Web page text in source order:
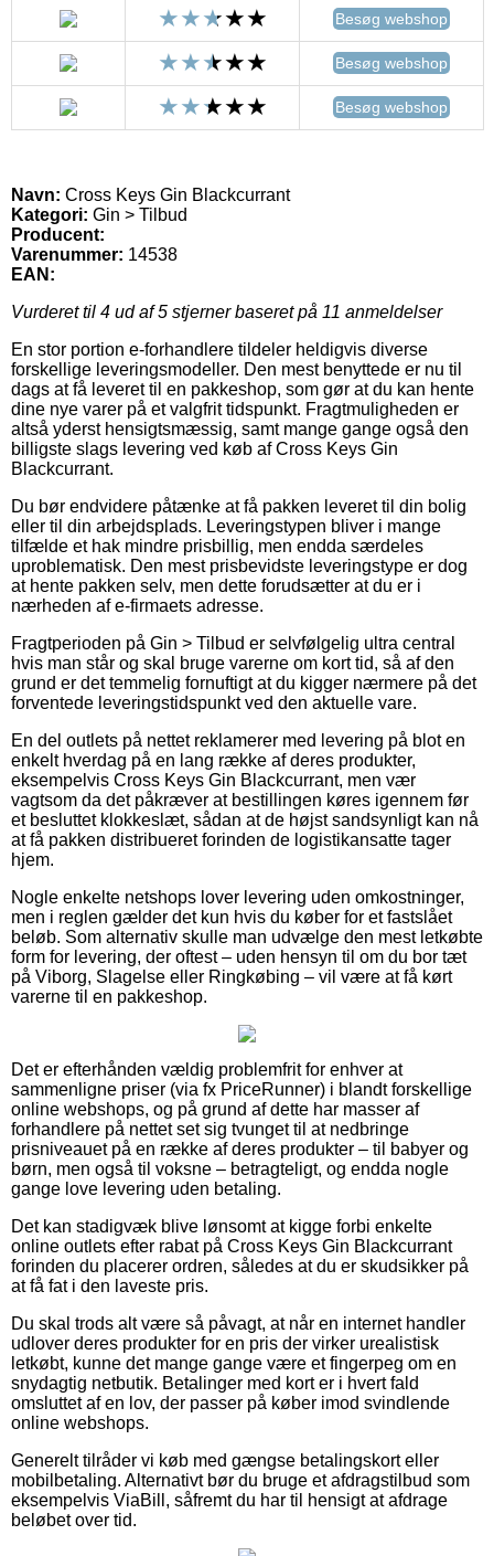
Besøg webshop
Besøg webshop
Besøg webshop
Navn: Cross Keys Gin Blackcurrant
Kategori: Gin > Tilbud
Producent:
Varenummer: 14538
EAN:
Vurderet til 4 ud af 5 stjerner baseret på 11 anmeldelser
En stor portion e-forhandlere tildeler heldigvis diverse
forskellige leveringsmodeller. Den mest benyttede er nu til
dags at få leveret til en pakkeshop, som gør at du kan hente
dine nye varer på et valgfrit tidspunkt. Fragtmuligheden er
altså yderst hensigtsmæssig, samt mange gange også den
billigste slags levering ved køb af Cross Keys Gin
Blackcurrant.
Du bør endvidere påtænke at få pakken leveret til din bolig
eller til din arbejdsplads. Leveringstypen bliver i mange
tilfælde et hak mindre prisbillig, men endda særdeles
uproblematisk. Den mest prisbevidste leveringstype er dog
at hente pakken selv, men dette forudsætter at du er i
nærheden af e-firmaets adresse.
Fragtperioden på Gin > Tilbud er selvfølgelig ultra central
hvis man står og skal bruge varerne om kort tid, så af den
grund er det temmelig fornuftigt at du kigger nærmere på det
forventede leveringstidspunkt ved den aktuelle vare.
En del outlets på nettet reklamerer med levering på blot en
enkelt hverdag på en lang række af deres produkter,
eksempelvis Cross Keys Gin Blackcurrant, men vær
vagtsom da det påkræver at bestillingen køres igennem før
et besluttet klokkeslæt, sådan at de højst sandsynligt kan nå
at få pakken distribueret forinden de logistikansatte tager
hjem.
Nogle enkelte netshops lover levering uden omkostninger,
men i reglen gælder det kun hvis du køber for et fastslået
beløb. Som alternativ skulle man udvælge den mest letkøbte
form for levering, der oftest – uden hensyn til om du bor tæt
på Viborg, Slagelse eller Ringkøbing – vil være at få kørt
varerne til en pakkeshop.
Det er efterhånden vældig problemfrit for enhver at
sammenligne priser (via fx PriceRunner) i blandt forskellige
online webshops, og på grund af dette har masser af
forhandlere på nettet set sig tvunget til at nedbringe
prisniveauet på en række af deres produkter – til babyer og
børn, men også til voksne – betragteligt, og endda nogle
gange love levering uden betaling.
Det kan stadigvæk blive lønsomt at kigge forbi enkelte
online outlets efter rabat på Cross Keys Gin Blackcurrant
forinden du placerer ordren, således at du er skudsikker på
at få fat i den laveste pris.
Du skal trods alt være så påvagt, at når en internet handler
udlover deres produkter for en pris der virker urealistisk
letkøbt, kunne det mange gange være et fingerpeg om en
snydagtig netbutik. Betalinger med kort er i hvert fald
omsluttet af en lov, der passer på køber imod svindlende
online webshops.
Generelt tilråder vi køb med gængse betalingskort eller
mobilbetaling. Alternativt bør du bruge et afdragstilbud som
eksempelvis ViaBill, såfremt du har til hensigt at afdrage
beløbet over tid.